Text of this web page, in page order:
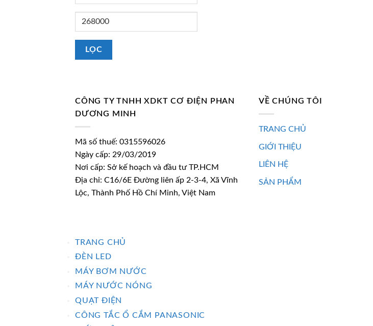
thiểu
Giá
đa
LỌC
CÔNG TY TNHH XDKT CƠ ĐIỆN PHAN
DƯƠNG MINH
Mã số thuế: 0315596026
Ngày cấp: 29/03/2019
Nơi cấp: Sở kế hoạch và đầu tư TP.HCM
Địa chỉ: C16/6E Đường liên ấp 2-3-4, Xã Vĩnh
Lộc, Thành Phố Hồ Chí Minh, Việt Nam
VỀ CHÚNG TÔI
TRANG CHỦ
GIỚI THIỆU
LIÊN HỆ
SẢN PHẨM
TRANG CHỦ
ĐÈN LED
MÁY BƠM NƯỚC
MÁY NƯỚC NÓNG
QUẠT ĐIỆN
CÔNG TẮC Ổ CẮM PANASONIC